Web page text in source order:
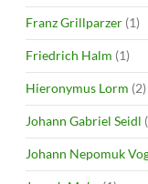
Franz Grillparzer (1)
Friedrich Halm (1)
Hieronymus Lorm (2)
Johann Gabriel Seidl
Johann Nepomuk